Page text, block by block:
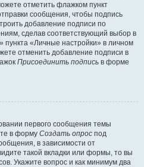
отметить флажком пункт
сообщения, чтобы подпись
добавление подписи по
сделав соответствующий выбор в
«Личные настройки» в личном
отменить добавление подписи в
Присоединить подпись в форме
первого сообщения темы
в форму Создать опрос под
в зависимости от
такой вкладки или формы, то вы
Укажите вопрос и как минимум два